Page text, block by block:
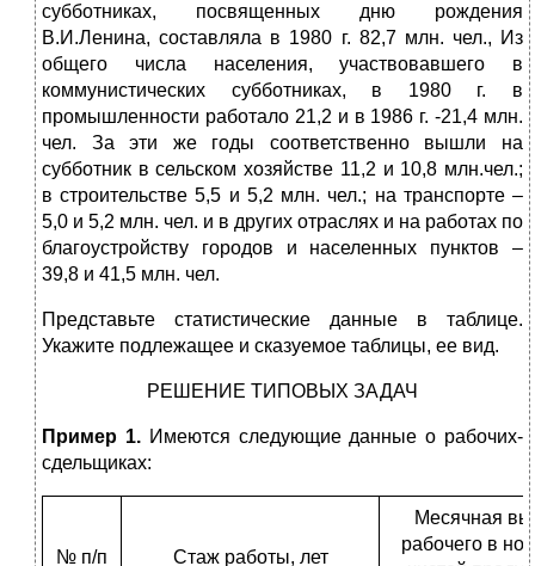
субботниках, посвященных дню рождения
В.И.Ленина, составляла в 1980 г. 82,7 млн. чел., Из
общего числа населения, участвовавшего в
коммунистических субботниках, в 1980 г. в
промышленности работало 21,2 и в 1986 г. -21,4 млн.
чел. За эти же годы соответственно вышли на
субботник в сельском хозяйстве 11,2 и 10,8 млн.чел.;
в строительстве 5,5 и 5,2 млн. чел.; на транспорте –
5,0 и 5,2 млн. чел. и в других отраслях и на работах по
благоустройству городов и населенных пунктов –
39,8 и 41,5 млн. чел.
Представьте статистические данные в таблице.
Укажите подлежащее и сказуемое таблицы, ее вид.
РЕШЕНИЕ ТИПОВЫХ ЗАДАЧ
Пример 1. Имеются следующие данные о рабочих-
сдельщиках:
№ п/п Стаж работы, лет
Месячная
рабочего в